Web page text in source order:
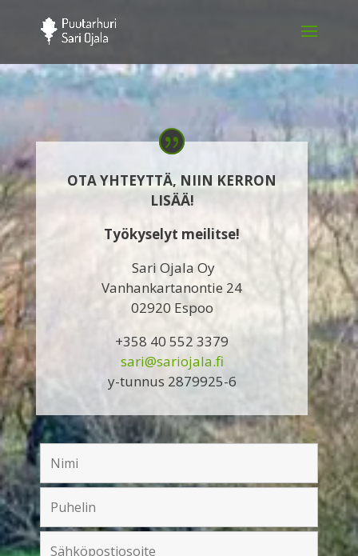
OTA YHTEYTTÄ, NIIN KERRON
LISÄÄ!
Työkyselyt meilitse!
Sari Ojala Oy
Vanhankartanontie 24
02920 Espoo
+358 40 552 3379
sari@sariojala.fi
y-tunnus 2879925-6